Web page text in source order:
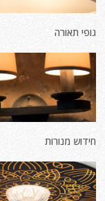
גופי תאורה
חידוש מנורות